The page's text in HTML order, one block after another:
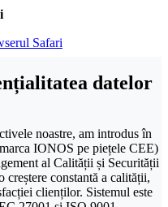
Safari
datelor
noastre, am introdus în
IONOS pe piețele CEE)
al Calității și Securității
constantă a calității,
clienților. Sistemul este